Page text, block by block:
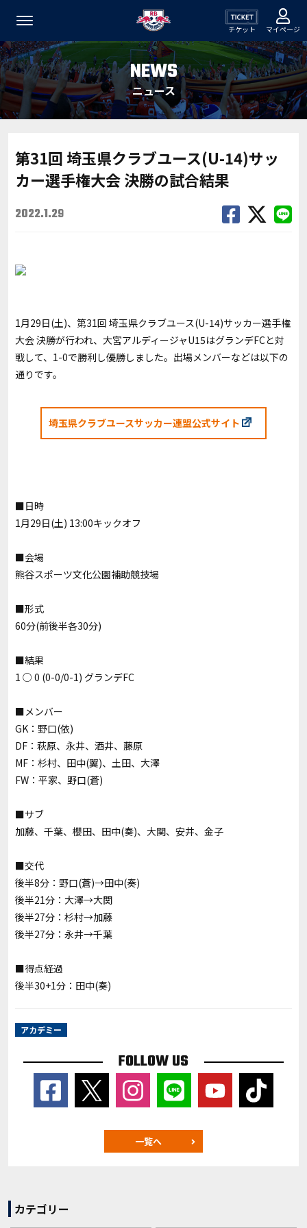
チケット マイページ
NEWS
ニュース
第31回 埼玉県クラブユース(U-14)サッ
カー選手権大会 決勝の試合結果
2022.1.29
1月29日(土)、第31回 埼玉県クラブユース(U-14)サッカー選手権
大会 決勝が行われ、大宮アルディージャU15はグランデFCと対
戦して、1-0で勝利し優勝しました。出場メンバーなどは以下の
通りです。
埼玉県クラブユースサッカー連盟公式サイト
■日時
1月29日(土) 13:00キックオフ
■会場
熊谷スポーツ文化公園補助競技場
■形式
60分(前後半各30分)
■結果
1 ○ 0 (0-0/0-1) グランデFC
■メンバー
GK：野口(依)
DF：萩原、永井、酒井、藤原
MF：杉村、田中(翼)、土田、大澤
FW：平家、野口(蒼)
■サブ
加藤、千葉、櫻田、田中(奏)、大関、安井、金子
■交代
後半8分：野口(蒼)→田中(奏)
後半21分：大澤→大関
後半27分：杉村→加藤
後半27分：永井→千葉
■得点経過
後半30+1分：田中(奏)
アカデミー
FOLLOW US
一覧へ
カテゴリー